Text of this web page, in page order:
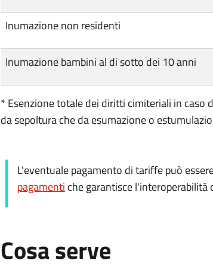
Inumazione non residenti
Inumazione bambini al di sotto dei 10 anni
* Esenzione totale dei diritti cimiteriali in caso
da sepoltura che da esumazione o
L'eventuale pagamento di tariffe può
pagamenti che garantisce l'interoperabilità
Cosa serve